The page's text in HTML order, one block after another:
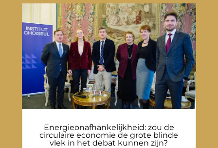
Energieonafhankelijkheid: zou de
circulaire economie de grote blinde
vlek in het debat kunnen zijn?